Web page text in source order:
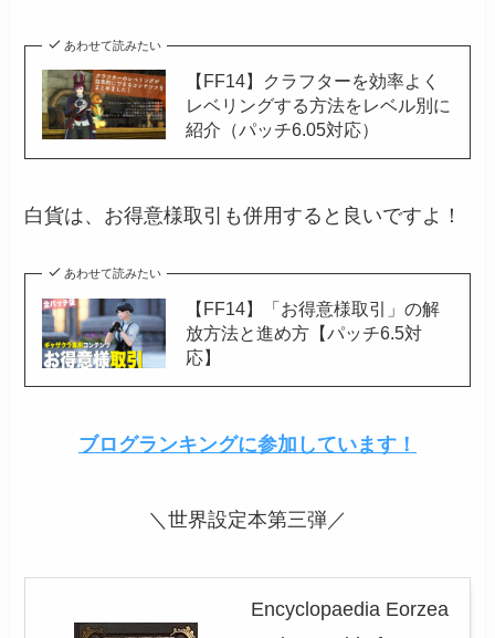
あわせて読みたい
【FF14】クラフターを効率よく
レベリングする方法をレベル別に
紹介（パッチ6.05対応）
白貨は、お得意様取引も併用すると良いですよ！
あわせて読みたい
【FF14】「お得意様取引」の解
放方法と進め方【パッチ6.5対
応】
ブログランキングに参加しています！
＼世界設定本第三弾／
Encyclopaedia Eorzea